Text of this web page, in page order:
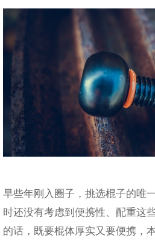
早些年刚入圈子，挑选棍子的唯
时还没有考虑到便携性、配重这
的话，既要棍体厚实又要便携，